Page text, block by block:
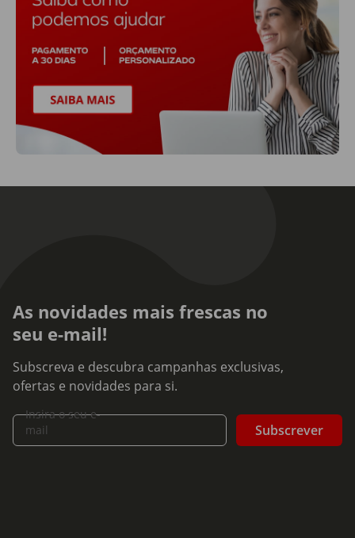
As novidades mais frescas no
seu e-mail!
Subscreva e descubra campanhas exclusivas,
ofertas e novidades para si.
Insira o seu e-
mail
Subscrever